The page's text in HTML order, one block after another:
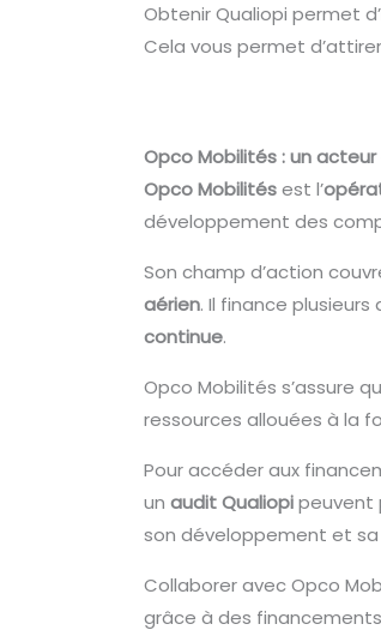
Obtenir Qualiopi permet
Cela vous permet
Opco Mobilités : un
Opco Mobilitésest l’
développement des
Son champ d’action
aérien. Il finance
continue.
Opco Mobilités s’assure
ressources allouées à la
Pour accéder aux
unaudit Qualiopipeuvent
son développement et
Collaborer avec Opco
grâce à des